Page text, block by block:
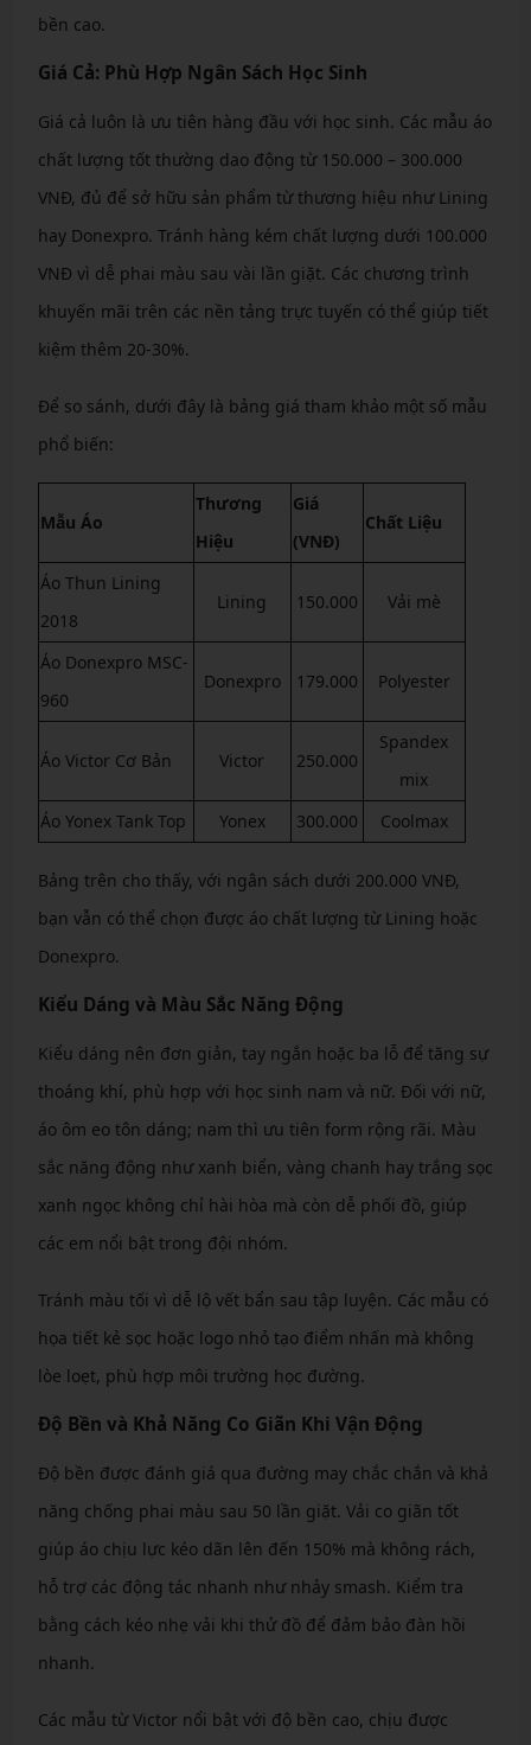
bền cao.
Giá Cả: Phù Hợp Ngân Sách Học Sinh
Giá cả luôn là ưu tiên hàng đầu với học sinh. Các mẫu áo
chất lượng tốt thường dao động từ 150.000 – 300.000
VNĐ, đủ để sở hữu sản phẩm từ thương hiệu như Lining
hay Donexpro. Tránh hàng kém chất lượng dưới 100.000
VNĐ vì dễ phai màu sau vài lần giặt. Các chương trình
khuyến mãi trên các nền tảng trực tuyến có thể giúp tiết
kiệm thêm 20-30%.
Để so sánh, dưới đây là bảng giá tham khảo một số mẫu
phổ biến:
Mẫu Áo
Thương
Hiệu
Giá
(VNĐ)
Chất Liệu
Áo Thun Lining
2018
Lining 150.000 Vải mè
Áo Donexpro MSC-
960
Donexpro 179.000 Polyester
Áo Victor Cơ Bản Victor 250.000
Spandex
mix
Áo Yonex Tank Top
Yonex 300.000 Coolmax
Bảng trên cho thấy, với ngân sách dưới 200.000 VNĐ,
bạn vẫn có thể chọn được áo chất lượng từ Lining hoặc
Donexpro.
Kiểu Dáng và Màu Sắc Năng Động
Kiểu dáng nên đơn giản, tay ngắn hoặc ba lỗ để tăng sự
thoáng khí, phù hợp với học sinh nam và nữ. Đối với nữ,
áo ôm eo tôn dáng; nam thì ưu tiên form rộng rãi. Màu
sắc năng động như xanh biển, vàng chanh hay trắng sọc
xanh ngọc không chỉ hài hòa mà còn dễ phối đồ, giúp
các em nổi bật trong đội nhóm.
Tránh màu tối vì dễ lộ vết bẩn sau tập luyện. Các mẫu có
họa tiết kẻ sọc hoặc logo nhỏ tạo điểm nhấn mà không
lòe loẹt, phù hợp môi trường học đường.
Độ Bền và Khả Năng Co Giãn Khi Vận Động
Độ bền được đánh giá qua đường may chắc chắn và khả
năng chống phai màu sau 50 lần giặt. Vải co giãn tốt
giúp áo chịu lực kéo dãn lên đến 150% mà không rách,
hỗ trợ các động tác nhanh như nhảy smash. Kiểm tra
bằng cách kéo nhẹ vải khi thử đồ để đảm bảo đàn hồi
nhanh.
Các mẫu từ Victor nổi bật với độ bền cao, chịu được